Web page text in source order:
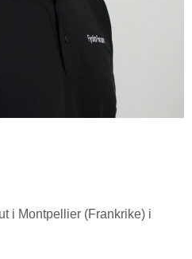
i Montpellier (Frankrike) i